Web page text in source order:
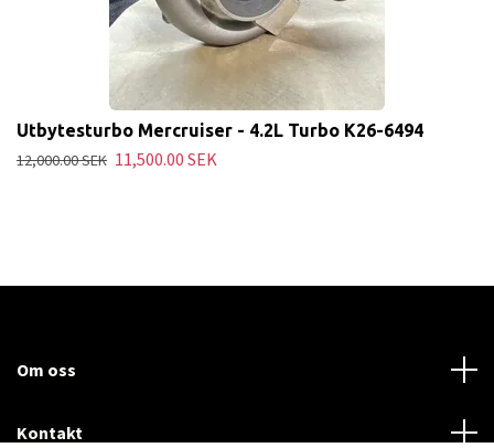
Utbytesturbo Mercruiser - 4.2L Turbo K26-6494
12,000.00 SEK 11,500.00 SEK
Om oss
Kontakt